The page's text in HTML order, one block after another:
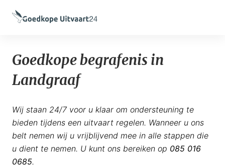
Goedkope begrafenis in
Landgraaf
Wij staan 24/7 voor u klaar om ondersteuning te
bieden tijdens een uitvaart regelen. Wanneer u ons
belt nemen wij u vrijblijvend mee in alle stappen die
u dient te nemen. U kunt ons bereiken op 085 016
0685.